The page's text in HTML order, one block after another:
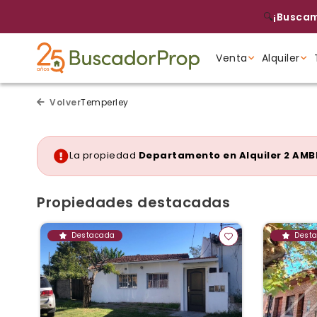
🔍
Venta Alquiler
VolverTemperley
La propiedad Departamento en Alquiler 2
Propiedades destacadas
Destacada